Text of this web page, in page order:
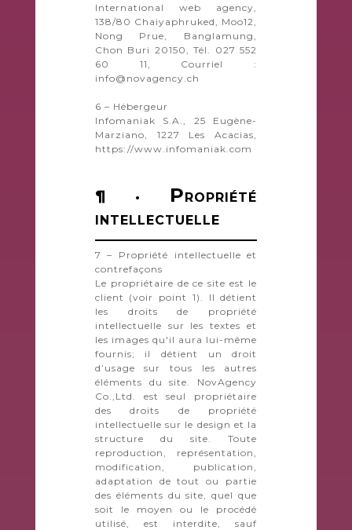
International web agency,
138/80 Chaiyaphruked, Moo12,
Nong Prue, Banglamung,
Chon Buri 20150, Tél. 027 552
60 11, Courriel :
info@novagency.ch
6 – Hébergeur
Infomaniak S.A., 25 Eugène-
Marziano, 1227 Les Acacias,
https://www.infomaniak.com
¶ · PROPRIÉTÉ
INTELLECTUELLE
7 – Propriété intellectuelle et
contrefaçons
Le propriétaire de ce site est le
client (voir point 1). Il détient
les droits de propriété
intellectuelle sur les textes et
les images qu'il aura lui-même
fournis; il détient un droit
d’usage sur tous les autres
éléments du site. NovAgency
Co.,Ltd. est seul propriétaire
des droits de propriété
intellectuelle sur le design et la
structure du site. Toute
reproduction, représentation,
modification, publication,
adaptation de tout ou partie
des éléments du site, quel que
soit le moyen ou le procédé
utilisé, est interdite, sauf